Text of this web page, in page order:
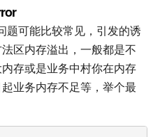
题可能比较常见，引发的诱
区内存溢出，一般都是不
存或是业务中村你在内存
业务内存不足等，举个最